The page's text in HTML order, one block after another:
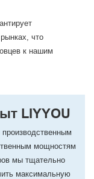
что
к нашим
LIYYOU
мощностям
мы тщательно
максимальную